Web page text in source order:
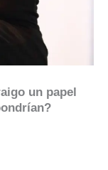
un papel